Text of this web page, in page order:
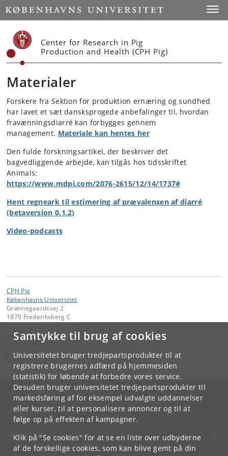
Samtykke til brug af cookies
Universitetet bruger tredjepartsprodukter til at
registrere brugernes adfærd på hjemmesiden
(statistik) for løbende at forbedre vores service.
Desuden bruger universitetet tredjepartsprodukter til
markedsføring af for eksempel udvalgte uddannelser
eller kurser, til at personalisere annoncer og til at
følge op på effekten af kampagner.
Klik på "Se cookies" for at se en liste over udbyderne
af de forskellige cookies, som kan blive gemt på din
Start
Center for Research in Pig
Production and Health (CPH Pig)
Materialer
Forskere fra Sektion for produktion ernæring og sundhed
har lavet et sæt dansksprogede anbefalinger til, hvordan
fravænningsdiarré kan forbygges gennem
management. Materiale kan hentes her
Den fulde forskningsartikel, der beskriver det
bagvedliggende arbejde, kan tilgås hos tidsskriftet
Animals:
https://www.mdpi.com/2076-2615/12/14/1737#
Hent regneark til estimering af prævalensen af diarré
(betaversion 0.1.2)
Video-podcasts
CPH Pig
Københavns Universitet
Grønnegaardsvej 2
1870 Frederiksberg C
Kontakt:
Bent-Ole Andersen
boa@ sund.ku.dk
KØBENHAVNS UNIVERSITET
KONTAKT
SERVICES